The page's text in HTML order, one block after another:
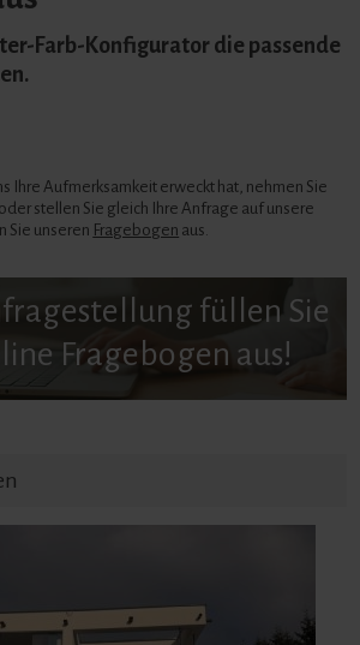
Farb-Konfigurator die passende
Ihre Aufmerksamkeit erweckt hat, nehmen Sie
stellen Sie gleich Ihre Anfrage auf unsere
Sie unseren Fragebogen aus.
füllen Sie
Fragebogen aus!